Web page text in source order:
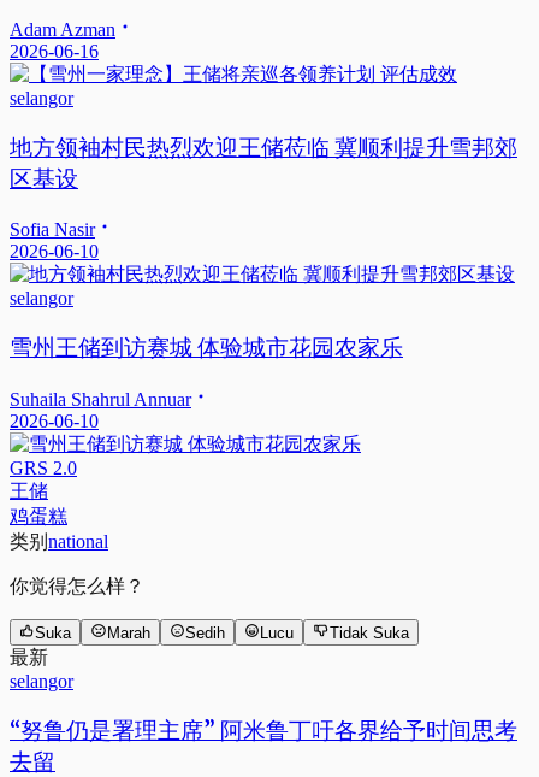
Adam Azman
2026-06-16
selangor
地方领袖村民热烈欢迎王储莅临 冀顺利提升雪邦郊
区基设
Sofia Nasir
2026-06-10
selangor
雪州王储到访赛城 体验城市花园农家乐
Suhaila Shahrul Annuar
2026-06-10
GRS 2.0
王储
鸡蛋糕
类别 national
你觉得怎么样？
Suka Marah Sedih Lucu Tidak Suka
最新
selangor
“努鲁仍是署理主席” 阿米鲁丁吁各界给予时间思考
去留